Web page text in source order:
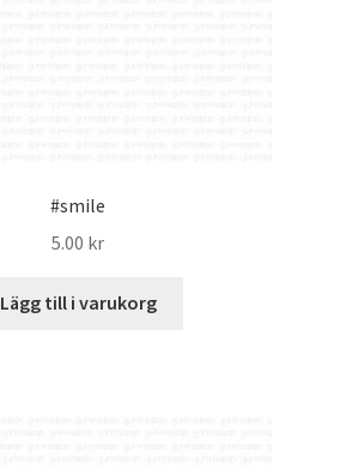
#smile
5.00 kr
Lägg till i varukorg